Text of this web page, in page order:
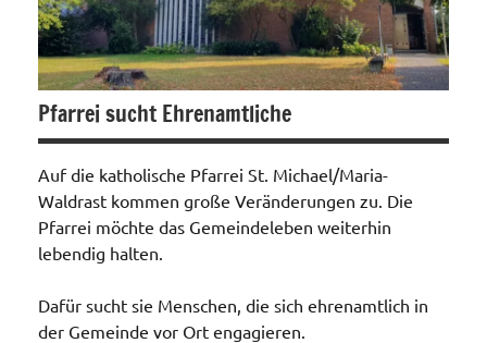
Pfarrei sucht Ehrenamtliche
Auf die katholische Pfarrei St. Michael/Maria-
Waldrast kommen große Veränderungen zu. Die
Pfarrei möchte das Gemeindeleben weiterhin
lebendig halten.
Dafür sucht sie Menschen, die sich ehrenamtlich in
der Gemeinde vor Ort engagieren.